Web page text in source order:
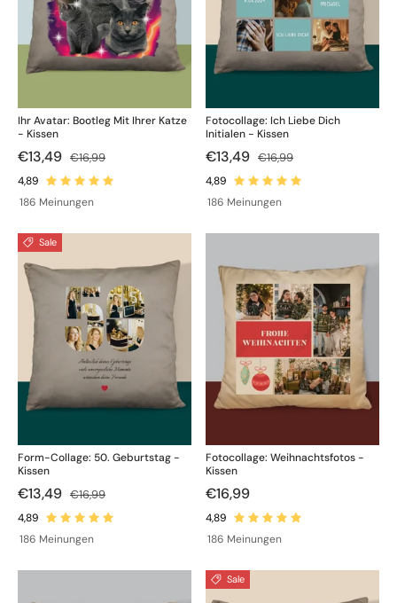
Ihr Avatar: Bootleg Mit Ihrer Katze
- Kissen
€13,49 €16,99
186 Meinungen
Fotocollage: Ich Liebe Dich
Initialen - Kissen
€13,49 €16,99
186 Meinungen
Sale
Form-Collage: 50. Geburtstag -
Kissen
€13,49 €16,99
186 Meinungen
Fotocollage: Weihnachtsfotos -
Kissen
€16,99
186 Meinungen
Sale